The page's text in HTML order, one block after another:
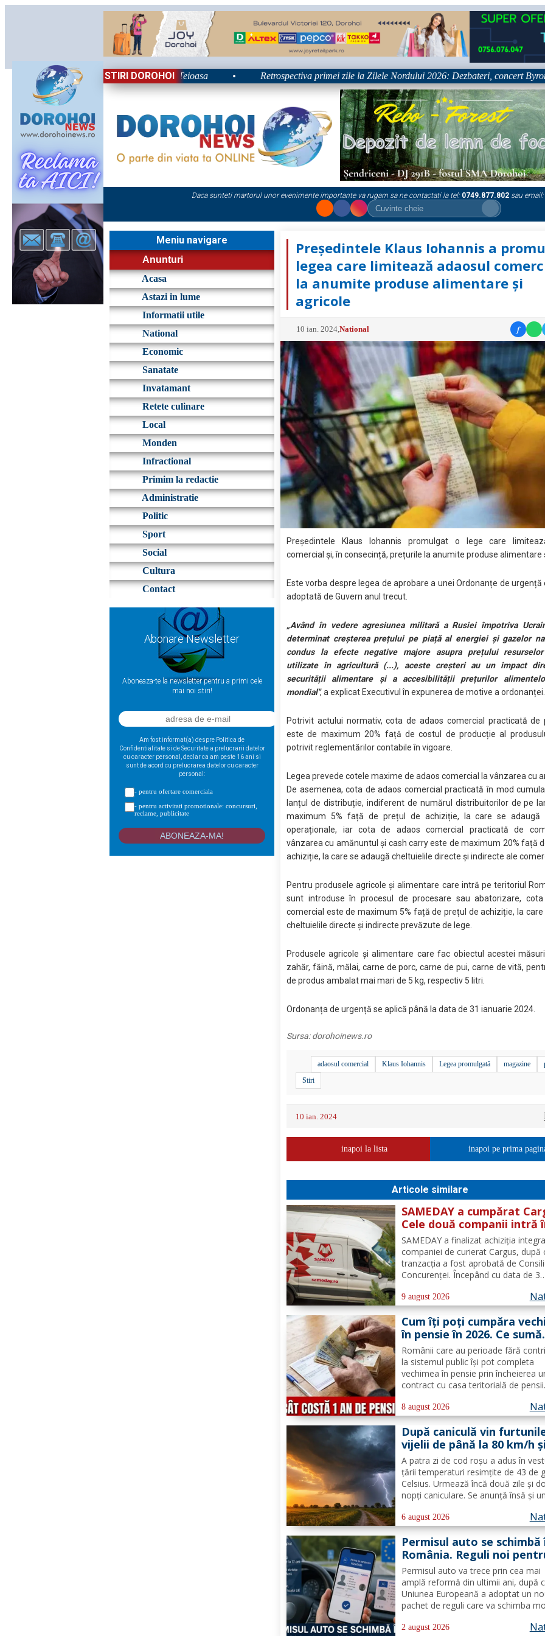
STIRI DOROHOI
2026: Energie și nostalgie în Poiana Teioasa • Retrospectiva primei zile la Zilele Nordului 2026: Dezbateri, concert Byron și
Daca sunteti martorul unor evenimente importante va rugam sa ne contactati la tel: 0749.877.802 sau email:
Meniu navigare
Anunturi
Acasa
Astazi in lume
Informatii utile
National
Economic
Sanatate
Invatamant
Retete culinare
Local
Monden
Infractional
Primim la redactie
Administratie
Politic
Sport
Social
Cultura
Contact
Abonare Newsletter
Aboneaza-te la newsletter pentru a primi cele
mai noi stiri!
Am fost informat(a) despre Politica de
Confidentialitate si de Securitate a prelucrarii datelor
cu caracter personal, declar ca am peste 16 ani si
sunt de acord cu prelucrarea datelor cu caracter
personal:
- pentru ofertare comerciala
- pentru activitati promotionale: concursuri,
reclame, publicitate
Președintele Klaus Iohannis a
legea care limitează adaosul
la anumite produse alimentare și
agricole
10 ian. 2024 ,National f
Președintele Klaus Iohannis promulgat o lege care
comercial și, în consecință, prețurile la anumite produse alimentare
Este vorba despre legea de aprobare a unei Ordonanțe de
adoptată de Guvern anul trecut.
„Având în vedere agresiunea militară a Rusiei împotriva
determinat creșterea prețului pe piață al energiei și gazelor
condus la efecte negative majore asupra prețului
utilizate în agricultură (...), aceste creșteri au un impact
securității alimentare și a accesibilității prețurilor
mondial", a explicat Executivul în expunerea de motive a ordonanței.
Potrivit actului normativ, cota de adaos comercial practicată de
este de maximum 20% față de costul de producție al
potrivit reglementărilor contabile în vigoare.
Legea prevede cotele maxime de adaos comercial la vânzarea cu
De asemenea, cota de adaos comercial practicată în mod
lanțul de distribuție, indiferent de numărul distribuitorilor de pe
maximum 5% față de prețul de achiziție, la care se adaugă
operaționale, iar cota de adaos comercial practicată de
vânzarea cu amănuntul și cash carry este de maximum 20% față
achiziție, la care se adaugă cheltuielile directe și indirecte ale
Pentru produsele agricole și alimentare care intră pe teritoriul
sunt introduse în procesul de procesare sau abatorizare,
comercial este de maximum 5% față de prețul de achiziție, la care
cheltuielile directe și indirecte prevăzute de lege.
Produsele agricole și alimentare care fac obiectul acestei
zahăr, făină, mălai, carne de porc, carne de pui, carne de vită,
de produs ambalat mai mari de 5 kg, respectiv 5 litri.
Ordonanța de urgență se aplică până la data de 31 ianuarie 2024.
Sursa:dorohoinews.ro
adaosul comercial Klaus Iohannis Legea promulgată magazine
Stiri
10 ian. 2024
inapoi la lista inapoi pe prima
Articole similare
SAMEDAY a cumpărat
Cele două companii intră
proces de integrare
SAMEDAY a finalizat achiziția
companiei de curierat Cargus, după
tranzacția a fost aprobată de
Concurenței. Începând cu data de 3
capitalul social al Cargus, au anunțat
marți, 4 august, reprezentanții
Companiile nu au anunțat...
9 august 2026
Cum îți poți cumpăra
în pensie în 2026. Ce sumă
plătești pentru un an și ce
documente trebuie depuse
Românii care au perioade fără
la sistemul public își pot completa
vechimea în pensie prin încheierea
contract cu casa teritorială de pensii.
poate fi folosită doar în condițiile
prevăzute de lege. Costul depinde
salariul minim brut...
8 august 2026
După caniculă vin
vijelii de până la 80 km/h și
ploi puternice în mai
zone
A patra zi de cod roşu a adus în
ţării temperaturi resimţite de 43 de
Celsius. Urmează încă două zile şi
nopţi caniculare. Se anunţă însă şi un
extreme vor fi în vigoare în acelaşi
mare parte din ţară: un cod de
unul de...
6 august 2026
Permisul auto se schimbă
România. Reguli noi
milioane de conducători
Permisul auto va trece prin cea mai
amplă reformă din ultimii ani, după
Uniunea Europeană a adoptat un
pachet de reguli care va schimba
documentului. România va trebui să
2 august 2026